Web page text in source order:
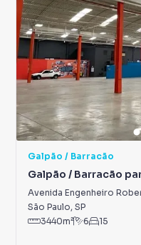
Galpão / Barracão
Galpão / Barracão
Avenida Engenheiro
São Paulo, SP
3440m² 6 15